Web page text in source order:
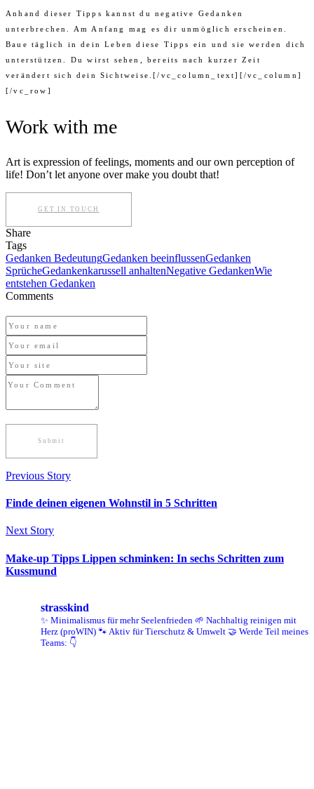
Anhand dieser Tipps kannst du negative Gedanken
unterbrechen. Am Anfang mag es dir unmöglich erscheinen.
Baue täglich in dein Leben diese Tipps ein und sie werden dich
unterstützen. Du wirst sehen, bereits nach kurzer Zeit
verändert sich dein Sichtweise.[/vc_column_text][/vc_column]
[/vc_row]
Work with me
Art is expression of feelings, moments and our own perception of
life! Don’t let anyone over make you doubt that!
GET IN TOUCH
Share
Tags
Gedanken BedeutungGedanken beeinflussenGedanken
SprücheGedankenkarussell anhaltenNegative GedankenWie
entstehen Gedanken
Comments
Previous Story
Finde deinen eigenen Wohnstil in 5 Schritten
Next Story
Make-up Tipps Lippen schminken: In sechs Schritten zum
Kussmund
strasskind
✨ Minimalismus für mehr Seelenfrieden 🌱 Nachhaltig reinigen mit
Herz (proWIN) 🐾 Aktiv für Tierschutz & Umwelt 🤝 Werde Teil meines
Teams: 👇